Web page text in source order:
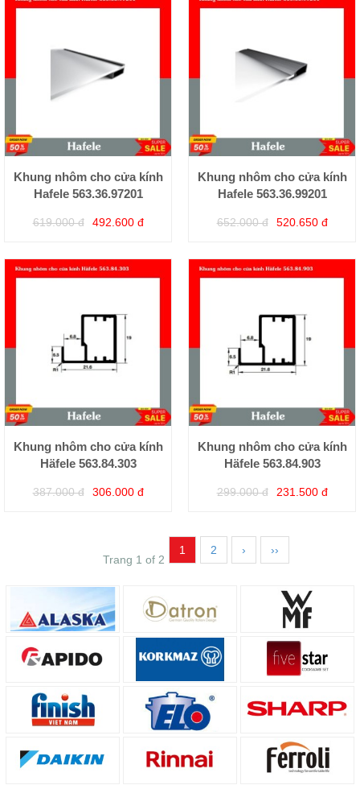
Khung nhôm cho cửa kính
Hafele 563.36.97201
619.000 đ 492.600 đ
Khung nhôm cho cửa kính
Hafele 563.36.99201
652.000 đ 520.650 đ
Khung nhôm cho cửa kính
Häfele 563.84.303
387.000 đ 306.000 đ
Khung nhôm cho cửa kính
Häfele 563.84.903
299.000 đ 231.500 đ
Trang 1 of 2
1 2 › ››